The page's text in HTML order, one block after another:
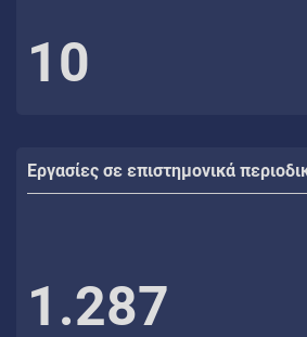
10
Εργασίες σε επιστημονικά
1.287